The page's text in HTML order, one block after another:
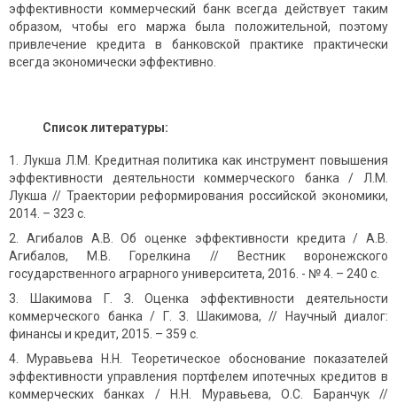
эффективности коммерческий банк всегда действует таким
образом, чтобы его маржа была положительной, поэтому
привлечение кредита в банковской практике практически
всегда экономически эффективно.
Список литературы:
Лукша Л.М. Кредитная политика как инструмент повышения
эффективности деятельности коммерческого банка / Л.М.
Лукша // Траектории реформирования российской экономики,
2014. – 323 с.
Агибалов А.В. Об оценке эффективности кредита / А.В.
Агибалов, М.В. Горелкина // Вестник воронежского
государственного аграрного университета, 2016. - № 4. – 240 с.
Шакимова Г. З. Оценка эффективности деятельности
коммерческого банка / Г. З. Шакимова, // Научный диалог:
финансы и кредит, 2015. – 359 с.
Муравьева Н.Н. Теоретическое обоснование показателей
эффективности управления портфелем ипотечных кредитов в
коммерческих банках / Н.Н. Муравьева, О.С. Баранчук //